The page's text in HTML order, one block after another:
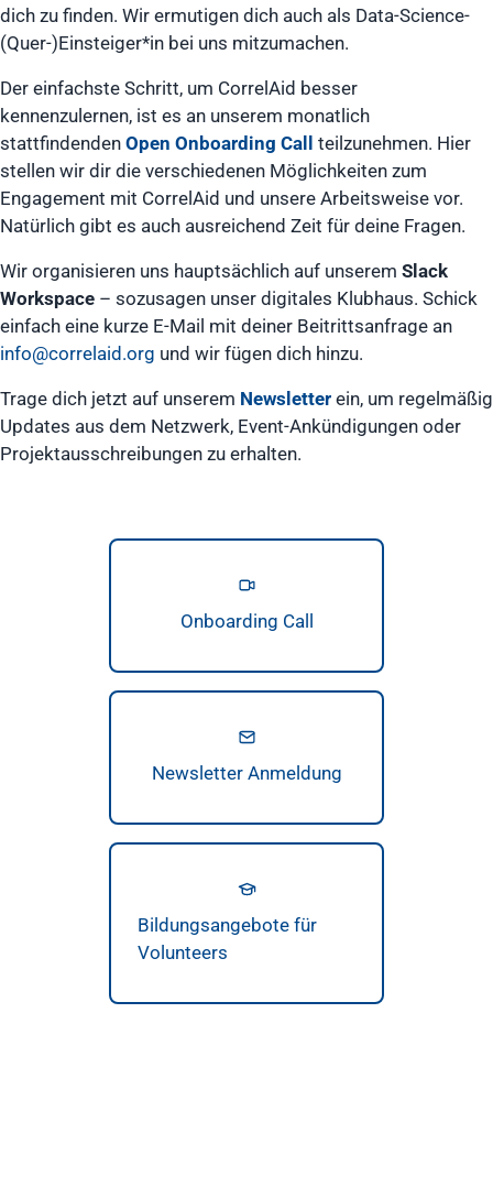
dich zu finden. Wir ermutigen dich auch als Data-Science-
(Quer-)Einsteiger*in bei uns mitzumachen.
Der einfachste Schritt, um CorrelAid besser
kennenzulernen, ist es an unserem monatlich
stattfindenden Open Onboarding Call
teilzunehmen. Hier
stellen wir dir die verschiedenen Möglichkeiten zum
Engagement mit CorrelAid und unsere Arbeitsweise vor.
Natürlich gibt es auch ausreichend Zeit für deine Fragen.
Wir organisieren uns hauptsächlich auf unserem Slack
Workspace – sozusagen unser digitales Klubhaus. Schick
einfach eine kurze E-Mail mit deiner Beitrittsanfrage an
info@correlaid.org und wir fügen dich hinzu.
Trage dich jetzt auf unserem Newsletter ein, um regelmäßig
Updates aus dem Netzwerk, Event-Ankündigungen oder
Projektausschreibungen zu erhalten.
Onboarding Call
Newsletter Anmeldung
Bildungsangebote für
Volunteers